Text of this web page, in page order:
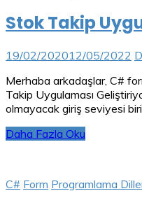
Stok Takip
19/02/202012/05/2022
Merhaba arkadaşlar, C#
Takip Uygulaması
olmayacak giriş seviyesi
Daha Fazla Oku
C# Form Programlama